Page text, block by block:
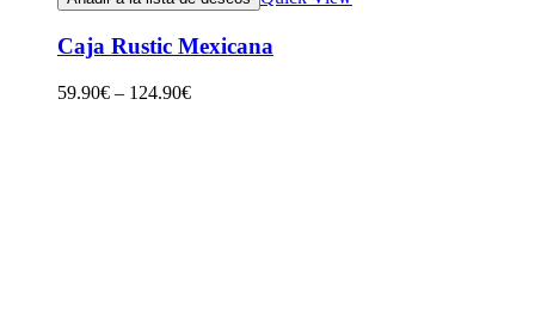
Caja Rustic Mexicana
59.90€ – 124.90€